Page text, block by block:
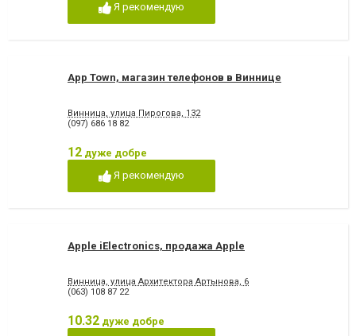
Я рекомендую
App Town, магазин телефонов в Виннице
Винница, улица Пирогова, 132
(097) 686 18 82
12 дуже добре
Я рекомендую
Apple iElectronics, продажа Apple
Винница, улица Архитектора Артынова, 6
(063) 108 87 22
10.32 дуже добре